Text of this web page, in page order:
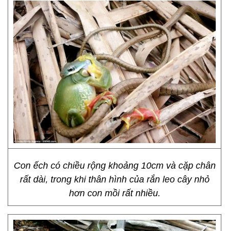
Con ếch có chiều rộng khoảng 10cm và cặp chân
rất dài, trong khi thân hình của rắn leo cây nhỏ
hơn con mồi rất nhiều.